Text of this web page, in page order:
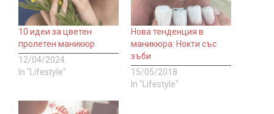
10 идеи за цветен
пролетен маникюр
12/04/2024
In "Lifestyle"
Нова тенденция в
маникюра: Нокти със
зъби
15/05/2018
In "Lifestyle"